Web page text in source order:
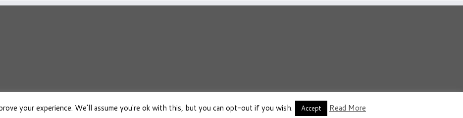
·© 2026 Osho Boeken Besproken·Aangeboden door ·Ontworpen met deCustomizr thema ·
your experience. We'll assume you're ok with this, but you can opt-out if you wish. Accept Read More